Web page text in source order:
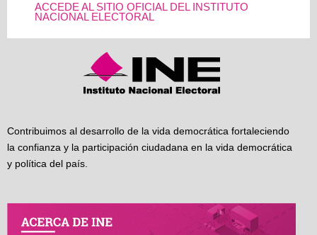
ACCEDE AL SITIO OFICIAL DEL INSTITUTO
NACIONAL ELECTORAL
Contribuimos al desarrollo de la vida democrática fortaleciendo
la confianza y la participación ciudadana en la vida democrática
y política del país.